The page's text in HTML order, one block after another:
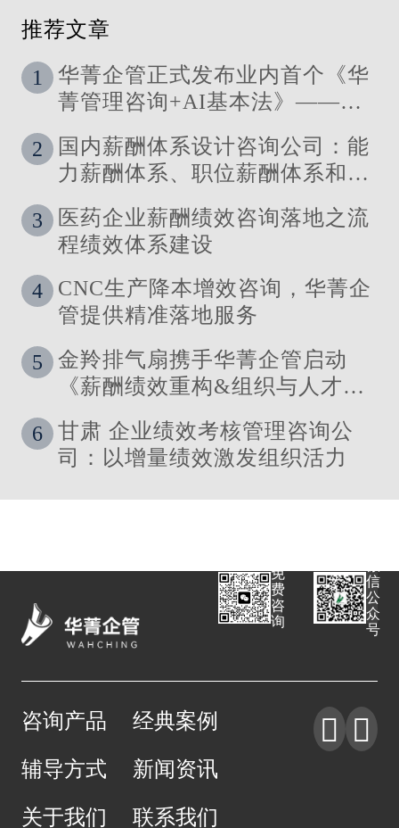
推荐文章
1
华菁企管正式发布业内首个《华
菁管理咨询+AI基本法》——让
2
国内薪酬体系设计咨询公司：能
力薪酬体系、职位薪酬体系和技
3
医药企业薪酬绩效咨询落地之流
程绩效体系建设
4
CNC生产降本增效咨询，华菁企
管提供精准落地服务
5
金羚排气扇携手华菁企管启动
《薪酬绩效重构&组织与人才发
6
甘肃 企业绩效考核管理咨询公
司：以增量绩效激发组织活力
咨询产品 经典案例
辅导方式 新闻资讯
关于我们 联系我们
 
免
费
咨
询
信
公
众
号